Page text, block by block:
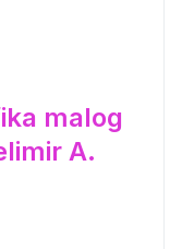
malog
A.